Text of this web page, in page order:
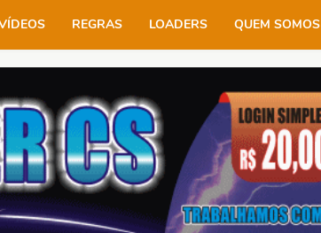
REGRAS LOADERS QUEM SOMOS